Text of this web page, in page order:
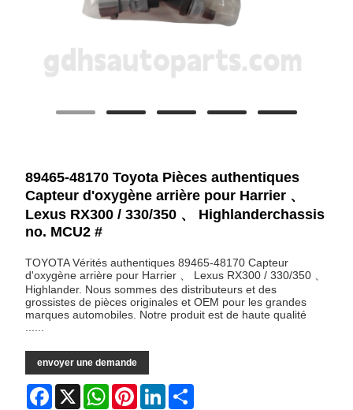
89465-48170 Toyota Pièces authentiques
Capteur d'oxygène arrière pour Harrier 、
Lexus RX300 / 330/350 、 Highlanderchassis
no. MCU2 #
TOYOTA Vérités authentiques 89465-48170 Capteur
d'oxygène arrière pour Harrier 、 Lexus RX300 / 330/350 、
Highlander. Nous sommes des distributeurs et des
grossistes de pièces originales et OEM pour les grandes
marques automobiles. Notre produit est de haute qualité
envoyer une demande
Facebook
X WhatsAppPinterestLinkedIn